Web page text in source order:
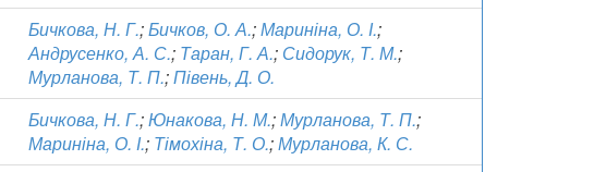
Бичкова, Н. Г.;Бичков, О. А.;Мариніна, О. І.;
Андрусенко, А. С.; Таран, Г. А.; Сидорук, Т. М.;
Мурланова, Т. П.;Півень, Д. О.
Бичкова, Н. Г.;Юнакова, Н. М.;Мурланова, Т. П.;
Мариніна, О. І.; Тімохіна, Т. О.;Мурланова, К. С.